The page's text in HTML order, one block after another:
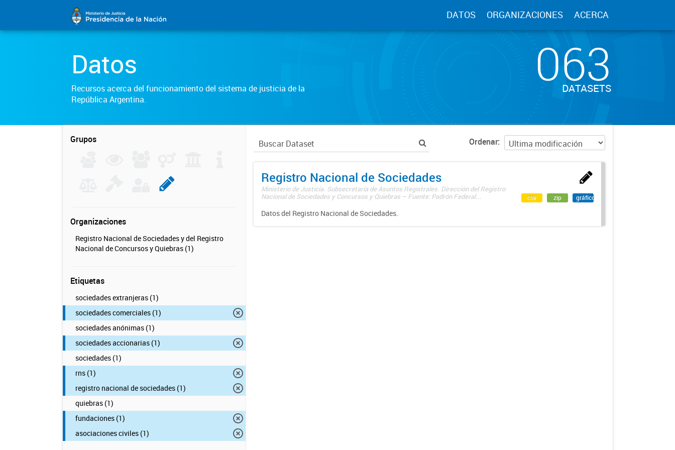
DATOS ORGANIZACIONES ACERCA
Datos
Recursos acerca del funcionamiento del sistema de justicia de la
República Argentina.
063
DATASETS
Grupos
Organizaciones
Registro Nacional de Sociedades y del Registro
Nacional de Concursos y Quiebras (1)
Etiquetas
sociedades extranjeras (1)
sociedades comerciales (1)
sociedades anónimas (1)
sociedades accionarias (1)
sociedades (1)
rns (1)
registro nacional de sociedades (1)
quiebras (1)
fundaciones (1)
asociaciones civiles (1)
Ordenar
Registro Nacional de Sociedades
Ministerio de Justicia. Subsecretaría de Asuntos Registrales. Dirección del Registro
Nacional de Sociedades y Concursos y Quiebras – Fuente: Padrón Federal...
Datos del Registro Nacional de Sociedades.
csv zip gráfico